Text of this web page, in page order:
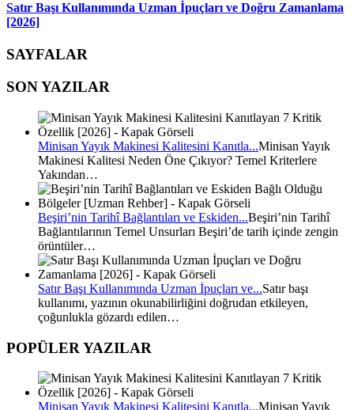
Satır Başı Kullanımında Uzman İpuçları ve Doğru Zamanlama
[2026]
SAYFALAR
SON YAZILAR
Minisan Yayık Makinesi Kalitesini Kanıtla...Minisan Yayık
Makinesi Kalitesi Neden Öne Çıkıyor? Temel Kriterlere
Yakından…
Beşiri’nin Tarihî Bağlantıları ve Eskiden...Beşiri’nin Tarihî
Bağlantılarının Temel Unsurları Beşiri’de tarih içinde zengin
örüntüler…
Satır Başı Kullanımında Uzman İpuçları ve...Satır başı
kullanımı, yazının okunabilirliğini doğrudan etkileyen,
çoğunlukla gözardı edilen…
POPÜLER YAZILAR
Minisan Yayık Makinesi Kalitesini Kanıtla...Minisan Yayık